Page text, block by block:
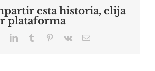
esta historia, elija
plataforma
RedditLinkedInTumblr Pinterest
Vk
Correo